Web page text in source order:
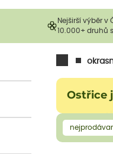
Nejširší výběr v
10.000+ druhů
Ostřice